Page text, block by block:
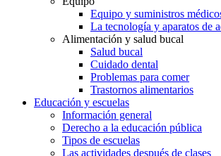
Equipo y suministros
La tecnología y aparatos de
Alimentación y salud bucal
Salud bucal
Cuidado dental
Problemas para comer
Trastornos alimentarios
Educación y escuelas
Información general
Derecho a la educación pública
Tipos de escuelas
Las actividades después de clases